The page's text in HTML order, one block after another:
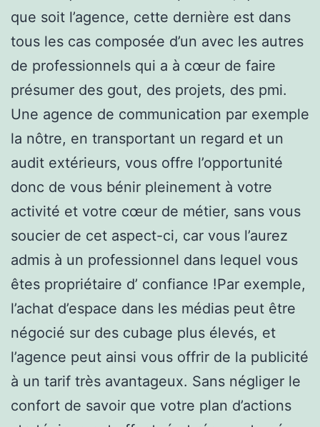
que soit l’agence, cette dernière est dans
tous les cas composée d’un avec les autres
de professionnels qui a à cœur de faire
présumer des gout, des projets, des pmi.
Une agence de communication par exemple
la nôtre, en transportant un regard et un
audit extérieurs, vous offre l’opportunité
donc de vous bénir pleinement à votre
activité et votre cœur de métier, sans vous
soucier de cet aspect-ci, car vous l’aurez
admis à un professionnel dans lequel vous
êtes propriétaire d’ confiance !Par exemple,
l’achat d’espace dans les médias peut être
négocié sur des cubage plus élevés, et
l’agence peut ainsi vous offrir de la publicité
à un tarif très avantageux. Sans négliger le
confort de savoir que votre plan d’actions